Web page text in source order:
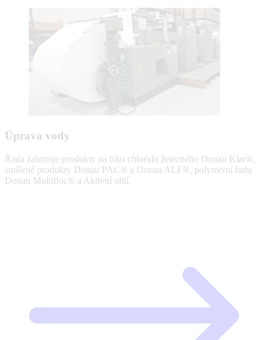
Úprava vody
Řada zahrnuje produkty na bázi chloridu železitého Donau Klar®,
smíšené produkty Donau PAC® a Donau ALF®, polymerní řadu
Donau Multifloc® a Aktivní uhlí.